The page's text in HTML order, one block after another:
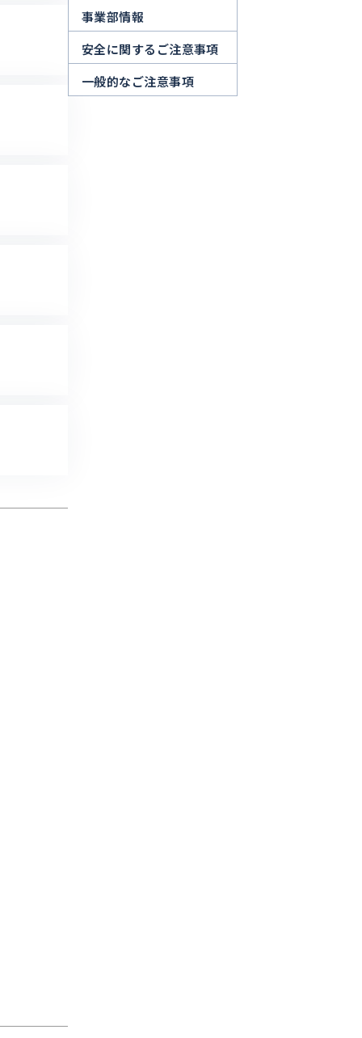
事業部情報
安全に関するご注意事項
一般的なご注意事項